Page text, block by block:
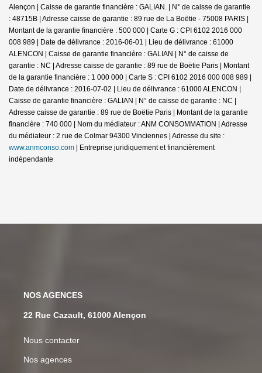
Alençon | Caisse de garantie financière : GALIAN. | N° de caisse de garantie
: 48715B | Adresse caisse de garantie : 89 rue de La Boëtie - 75008 PARIS |
Montant de la garantie financière : 500 000 | Carte G : CPI 6102 2016 000
008 989 | Date de délivrance : 2016-06-01 | Lieu de délivrance : 61000
ALENCON | Caisse de garantie financière : GALIAN | N° de caisse de
garantie : NC | Adresse caisse de garantie : 89 rue de Boëtie Paris | Montant
de la garantie financière : 1 000 000 | Carte S : CPI 6102 2016 000 008 989 |
Date de délivrance : 2016-07-02 | Lieu de délivrance : 61000 ALENCON |
Caisse de garantie financière : GALIAN | N° de caisse de garantie : NC |
Adresse caisse de garantie : 89 rue de Boëtie Paris | Montant de la garantie
financière : 740 000 | Nom du médiateur : ANM CONSOMMATION | Adresse
du médiateur : 2 rue de Colmar 94300 Vinciennes | Adresse du site :
www.anmconso.com | Entreprise juridiquement et financièrement
indépendante
NOS AGENCES
22 Rue Cazault, 61000 Alençon
Nous contacter
Nos agences